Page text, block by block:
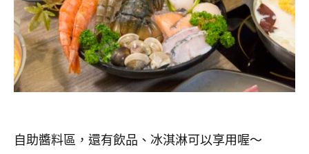
自助醬料區，還有飲品、冰淇淋可以享用喔～